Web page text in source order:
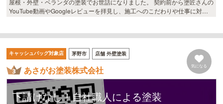
屋根・外壁・ベランダの塗装でお世話になりました。 契約前から塗匠さんの
YouTube動画やGoogleレビューを拝見し、施工へのこだわりや仕事に対す
かりやすく説明していただき、質問にも丁寧に答えてくださったので、安心
してお願いすることができました。 工事は梅雨の時期で、さらに塗料の供給
不足の話も耳にしていたため少し不安もありましたが、天候を見ながら適切
に施工を進めていただき、その都度説明もしてくださったので、不安は杞憂
に終わりました。 塗匠さんの仕事はとても丁寧で、仕上がりも想像以上で大
変満足しています。 契約前に感じた印象どおり、最後まで誠実に対応してい
ただき、塗匠さんにお願いして本当に良かったと思っています。
キャッシュバッグ対象店 茅野市 店舗 外壁塗装
あさがお塗装株式会社 気になる
下請けなし！自社職人による塗装